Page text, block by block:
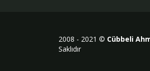
2008 - 2021 © Cübbeli
Saklıdır